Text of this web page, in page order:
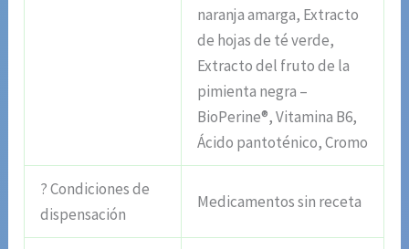
naranja amarga, Extracto
de hojas de té verde,
Extracto del fruto de la
pimienta negra –
BioPerine®, Vitamina B6,
Ácido pantoténico, Cromo
? Condiciones de
dispensación
Medicamentos sin receta